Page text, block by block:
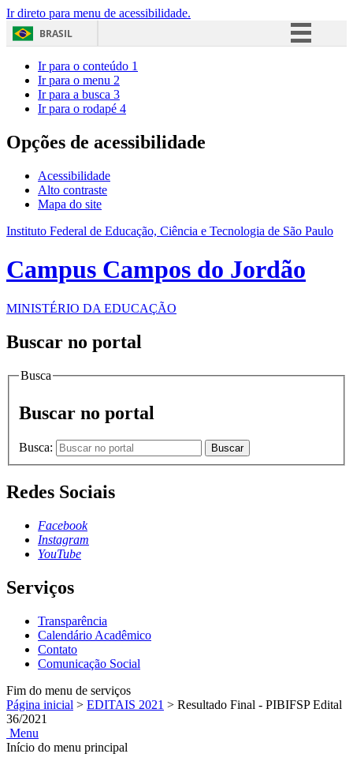
Ir direto para menu de acessibilidade.
BRASIL
Acesso à informação
Ir para o conteúdo 1
Ir para o menu 2
Ir para a busca 3
Ir para o rodapé 4
Opções de acessibilidade
Acessibilidade
Alto contraste
Mapa do site
Instituto Federal de Educação, Ciência e Tecnologia de São Paulo
Campus Campos do Jordão
MINISTÉRIO DA EDUCAÇÃO
Buscar no portal
Busca
Buscar no portal
Busca: Buscar
Redes Sociais
Facebook
Instagram
YouTube
Serviços
Transparência
Calendário Acadêmico
Contato
Comunicação Social
Fim do menu de serviços
Página inicial > EDITAIS 2021 > Resultado Final - PIBIFSP Edital
36/2021
Menu
Início do menu principal